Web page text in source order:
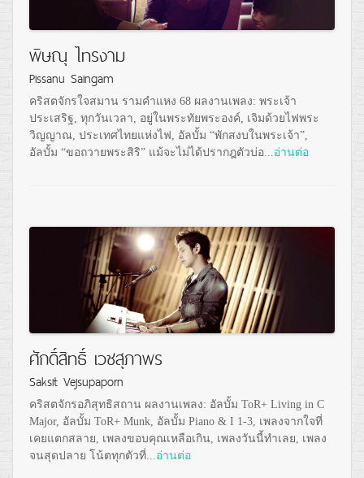
พิษณุ ไทรงาม
Pissanu Saingam
คริสตจักรใจสมาน รามคำแหง 68 ผลงานเพลง: พระเจ้า
ประเสริฐ, ทุกวันเวลา, อยู่ในพระทัยพระองค์, เจิมด้วยไฟพระ
วิญญาณ, ประเทศไทยแห่งไฟ, อัลบั้ม “พักสงบในพระเจ้า”,
อัลบั้ม “ขอถวายพระสิริ” แม้จะไม่ได้ปรากฎตัวบ่อ...อ่านต่อ
ศักดิ์สิทธิ์ เวชสุภาพร
Saksit Vejsupaporn
คริสตจักรอภิสุทธิสถาน ผลงานเพลง: อัลบั้ม ToR+ Living in C
Major, อัลบั้ม ToR+ Munk, อัลบั้ม Piano & I 1-3, เพลงจากใจที่
เคยแตกสลาย, เพลงขอบคุณเหลือเกิน, เพลงวันนี้ทำเลย, เพลง
จนสุดปลาย โน้ตทุกตัวที่... อ่านต่อ